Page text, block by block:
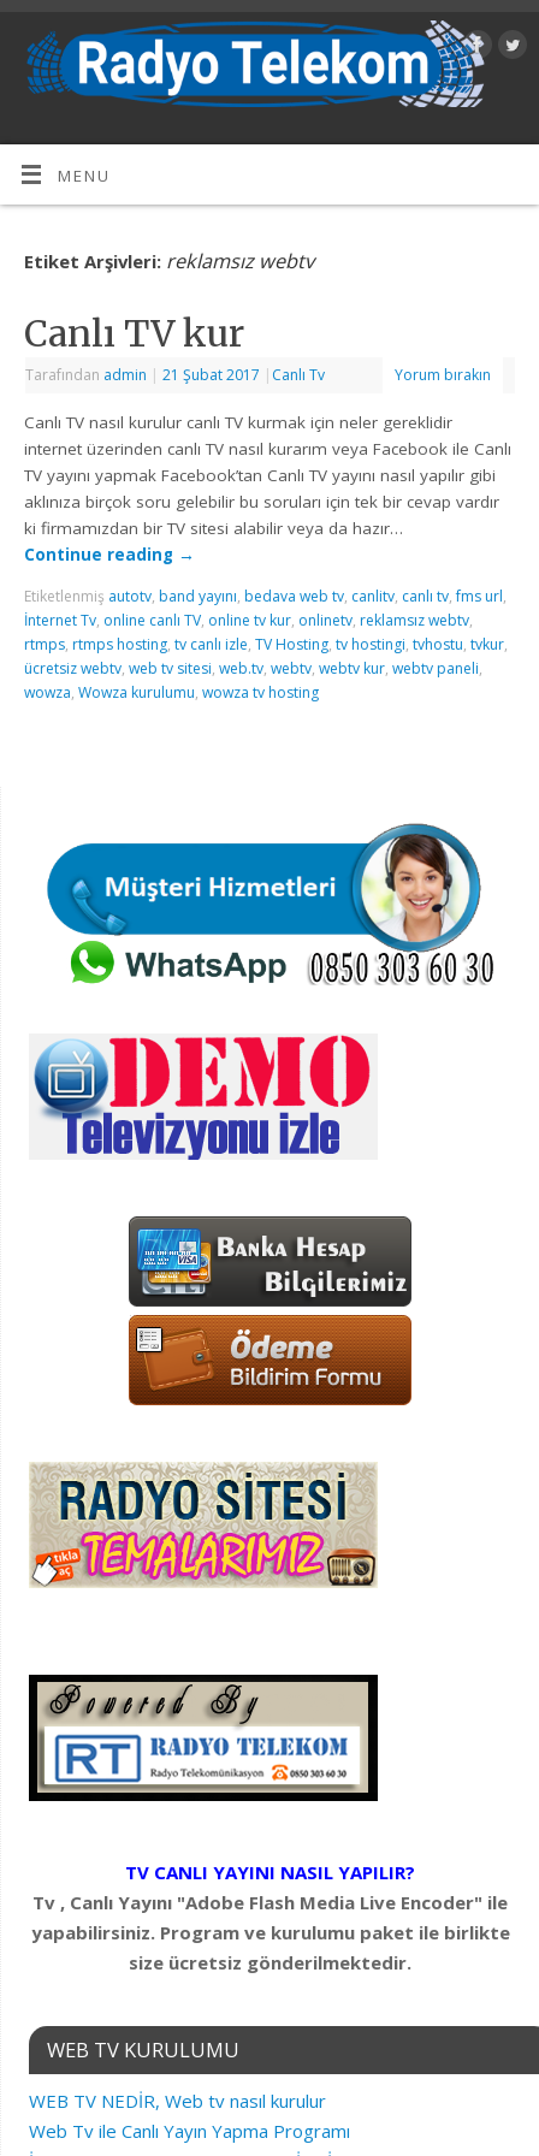
MENU
Etiket Arşivleri: reklamsız webtv
Canlı TV kur
Tarafından admin | 21 Şubat 2017 | Canlı Tv Yorum bırakın
Canlı TV nasıl kurulur canlı TV kurmak için neler gereklidir
internet üzerinden canlı TV nasıl kurarım veya Facebook ile Canlı
TV yayını yapmak Facebook’tan Canlı TV yayını nasıl yapılır gibi
aklınıza birçok soru gelebilir bu soruları için tek bir cevap vardır
ki firmamızdan bir TV sitesi alabilir veya da hazır…
Continue reading →
Etiketlenmiş autotv, band yayını, bedava web tv, canlitv, canlı tv,fms url,
İnternet Tv, online canlı TV, online tv kur, onlinetv, reklamsız webtv,
rtmps, rtmps hosting,tv canlı izle,TV Hosting,tv hostingi,tvhostu,tvkur,
ücretsiz webtv,web tv sitesi,web.tv,webtv,webtv kur,webtv paneli,
wowza,Wowza kurulumu,wowza tv hosting
TV CANLI YAYINI NASIL YAPILIR?
Tv , Canlı Yayını "Adobe Flash Media Live Encoder" ile
yapabilirsiniz. Program ve kurulumu paket ile birlikte
size ücretsiz gönderilmektedir.
WEB TV KURULUMU
WEB TV NEDİR, Web tv nasıl kurulur
Web Tv ile Canlı Yayın Yapma Programı